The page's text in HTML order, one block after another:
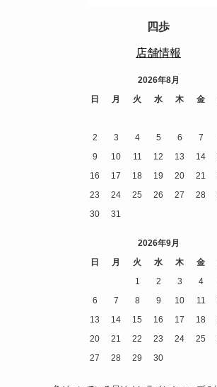
四歩
店舗情報
2026年8月
日
月 火 水 木 金
2
3 4 5 6 7
9
10 11 12 13 14
16
17 18 19 20 21
23
24 25 26 27 28
30
31
2026年9月
日
月 火 水 木 金
1
2 3 4
6
7 8 9 10 11
13
14 15 16 17 18
20
21 22 23 24 25
27
28 29 30